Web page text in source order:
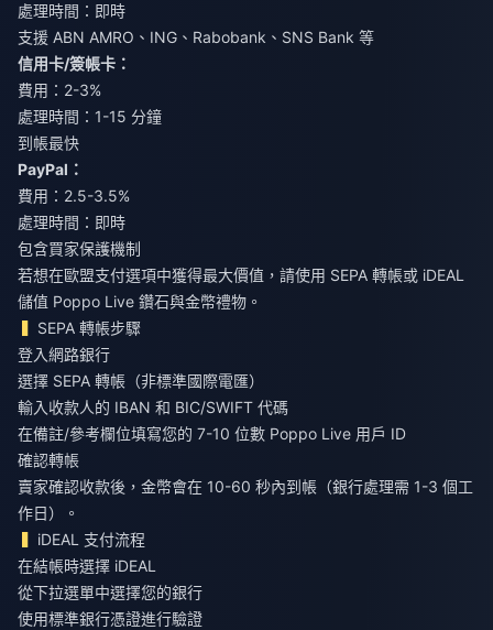
處理時間：即時
支援 ABN AMRO、ING、Rabobank、SNS Bank 等
信用卡/簽帳卡：
費用：2-3%
處理時間：1-15 分鐘
到帳最快
PayPal：
費用：2.5-3.5%
處理時間：即時
包含買家保護機制
若想在歐盟支付選項中獲得最大價值，請使用 SEPA 轉帳或 iDEAL
儲值 Poppo Live 鑽石與金幣禮物 。
SEPA 轉帳步驟
登入網路銀行
選擇 SEPA 轉帳（非標準國際電匯）
輸入收款人的 IBAN 和 BIC/SWIFT 代碼
在備註/參考欄位填寫您的 7-10 位數 Poppo Live 用戶 ID
確認轉帳
賣家確認收款後，金幣會在 10-60 秒內到帳（銀行處理需 1-3 個工
作日）。
iDEAL 支付流程
在結帳時選擇 iDEAL
從下拉選單中選擇您的銀行
使用標準銀行憑證進行驗證